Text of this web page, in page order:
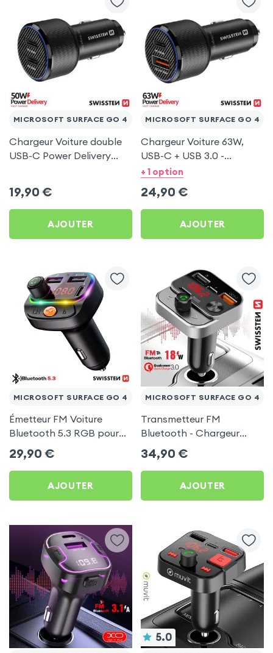
MICROSOFT SURFACE GO 4
Chargeur Voiture double
USB-C Power Delivery
19,90 €
AJOUTER
MICROSOFT SURFACE GO 4
Chargeur Voiture 63W,
USB-C + USB 3.0 -
Swissten pour Microsoft
+ 1 option
24,90 €
AJOUTER
MICROSOFT SURFACE GO 4
Émetteur FM Voiture
Bluetooth 5.3 RGB pour
Microsoft Surface Go 4
29,90 €
AJOUTER
MICROSOFT SURFACE GO 4
Transmetteur FM
Bluetooth - Chargeur
Voiture USB C + USB -
Swissten
34,90 €
AJOUTER
5.0